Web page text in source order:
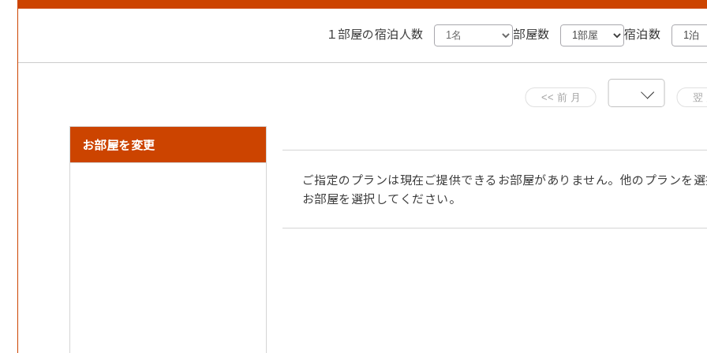
※仕入れ状況により、メニューが変更となる場合がございます。
※食物アレルギーなどがございましたら備考欄への記入をお願いいたします。
場所…レストラン「Tango」
※お客様の人数によりビュッフェが開催できない場合がございます。
その際はお一人様用の御膳でご提供いたします。
１部屋の宿泊人数 部屋数 宿泊数
お部屋を変更
ご指定のプランは現在ご提供できるお部屋がありません。他のプランを選
お部屋を選択してください。